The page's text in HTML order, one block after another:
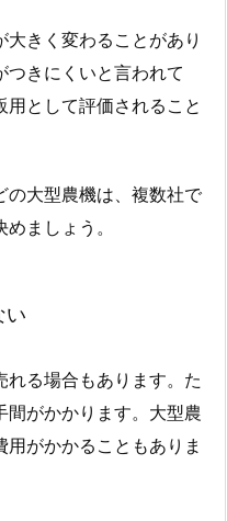
きく変わることがあり
つきにくいと言われて
用として評価されること
の大型農機は、複数社で
ましょう。
い
る場合もあります。た
間がかかります。大型農
がかかることもありま